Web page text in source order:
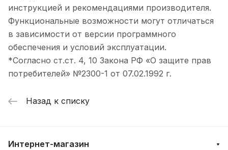
инструкцией и рекомендациями производителя.
Функциональные возможности могут отличаться
в зависимости от версии программного
обеспечения и условий эксплуатации.
*Согласно ст.ст. 4, 10 Закона РФ «О защите прав
потребителей» №2300-1 от 07.02.1992 г.
Назад к списку
Интернет-магазин